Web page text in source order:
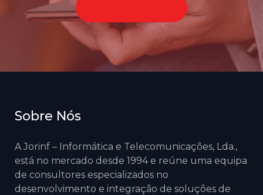
Sobre Nós
A Jorinf – Informática e Telecomunicações, Lda.,
está no mercado desde 1994 e reúne uma equipa
de consultores especializados no
desenvolvimento e integração de soluções de